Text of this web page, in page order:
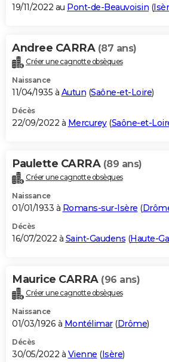
19/11/2022 au Pont-de-Beauvoisin (
Andree CARRA (87 ans)
Créer une cagnotte obsèques
Naissance
11/04/1935 à Autun (Saône-et-Loire)
Décès
22/09/2022 à Mercurey(Saône-et-
Paulette CARRA (89 ans)
Créer une cagnotte obsèques
Naissance
01/01/1933 à Romans-sur-Isère (
Décès
16/07/2022 à Saint-Gaudens (Haute-
Maurice CARRA (96 ans)
Créer une cagnotte obsèques
Naissance
01/03/1926 à Montélimar(Drôme)
Décès
30/05/2022 à Vienne (Isère)